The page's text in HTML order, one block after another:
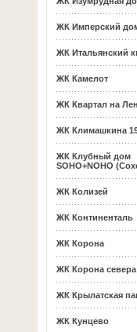
ЖК Имперский
ЖК Итальянский
ЖК Камелот
ЖК Квартал на
ЖК Климашкина
ЖК Клубный дом
SOHO+NOHO
ЖК Колизей
ЖК Континенталь
ЖК Корона
ЖК Корона севера
ЖК Крылатская
ЖК Кунцево